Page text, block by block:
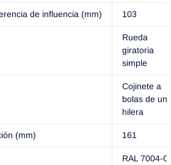
de influencia (mm) 103
Rueda
giratoria
simple
Cojinete a
bolas de
hilera
(mm) 161
RAL 7004-